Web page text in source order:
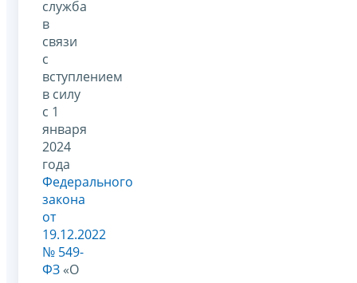
служба
в
связи
с
вступлением
в силу
с 1
января
2024
года
Федерального
закона
от
19.12.2022
№ 549-
ФЗ «О